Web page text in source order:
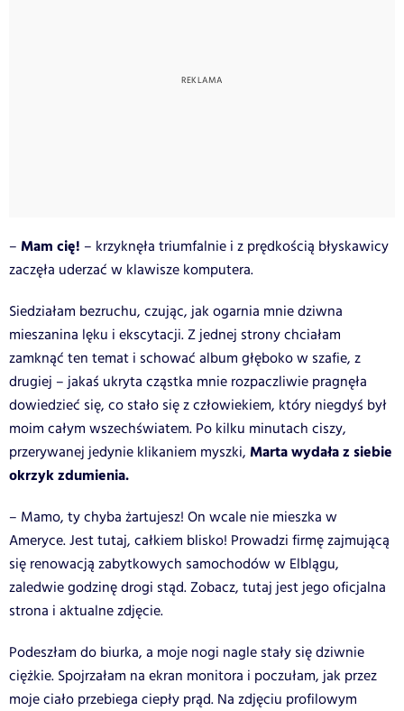
– Mam cię! – krzyknęła triumfalnie i z prędkością błyskawicy
zaczęła uderzać w klawisze komputera.
Siedziałam bezruchu, czując, jak ogarnia mnie dziwna
mieszanina lęku i ekscytacji. Z jednej strony chciałam
zamknąć ten temat i schować album głęboko w szafie, z
drugiej – jakaś ukryta cząstka mnie rozpaczliwie pragnęła
dowiedzieć się, co stało się z człowiekiem, który niegdyś był
moim całym wszechświatem. Po kilku minutach ciszy,
przerywanej jedynie klikaniem myszki, Marta wydała z siebie
okrzyk zdumienia.
– Mamo, ty chyba żartujesz! On wcale nie mieszka w
Ameryce. Jest tutaj, całkiem blisko! Prowadzi firmę zajmującą
się renowacją zabytkowych samochodów w Elblągu,
zaledwie godzinę drogi stąd. Zobacz, tutaj jest jego oficjalna
strona i aktualne zdjęcie.
Podeszłam do biurka, a moje nogi nagle stały się dziwnie
ciężkie. Spojrzałam na ekran monitora i poczułam, jak przez
moje ciało przebiega ciepły prąd. Na zdjęciu profilowym